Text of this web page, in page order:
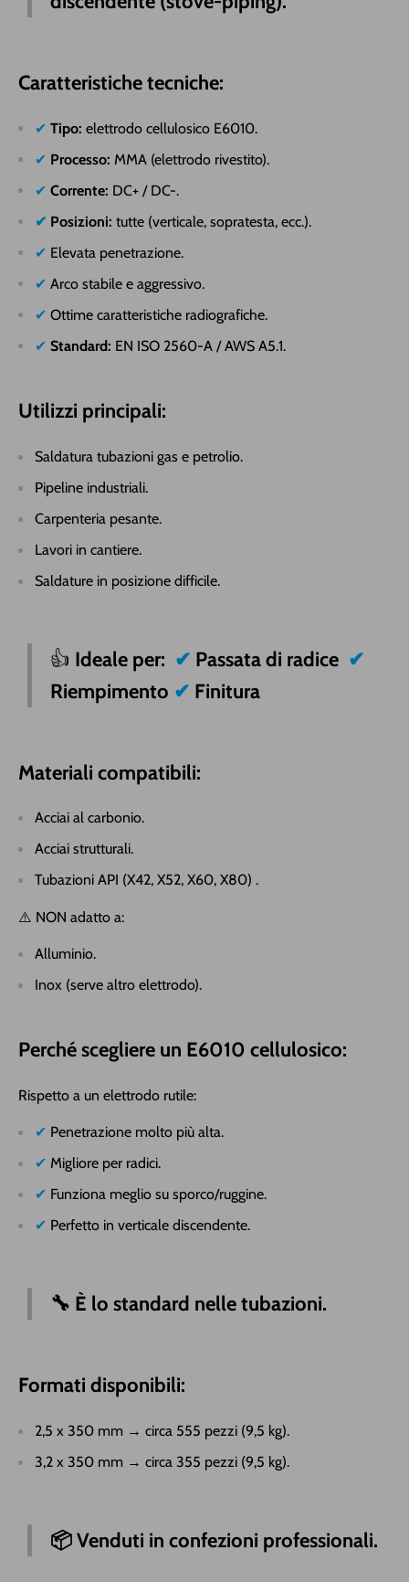
Caratteristiche tecniche:
✔ Tipo: elettrodo cellulosico E6010.
✔ Processo: MMA (elettrodo rivestito).
✔ Corrente: DC+ / DC-.
✔ Posizioni: tutte (verticale, sopratesta, ecc.).
✔ Elevata penetrazione.
✔ Arco stabile e aggressivo.
✔ Ottime caratteristiche radiografiche.
✔ Standard: EN ISO 2560-A / AWS A5.1.
Utilizzi principali:
Saldatura tubazioni gas e petrolio.
Pipeline industriali.
Carpenteria pesante.
Lavori in cantiere.
Saldature in posizione difficile.
👍 Ideale per: ✔ Passata di radice ✔
Riempimento ✔ Finitura
Materiali compatibili:
Acciai al carbonio.
Acciai strutturali.
Tubazioni API (X42, X52, X60, X80) .
⚠️ NON adatto a:
Alluminio.
Inox (serve altro elettrodo).
Perché scegliere un E6010 cellulosico:
Rispetto a un elettrodo rutile:
✔ Penetrazione molto più alta.
✔ Migliore per radici.
✔ Funziona meglio su sporco/ruggine.
✔ Perfetto in verticale discendente.
🔧 È lo standard nelle tubazioni.
Formati disponibili:
2,5 x 350 mm → circa 555 pezzi (9,5 kg).
3,2 x 350 mm → circa 355 pezzi (9,5 kg).
📦 Venduti in confezioni professionali.